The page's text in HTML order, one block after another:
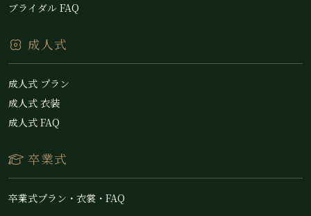
ブライダル FAQ
成人式
成人式 プラン
成人式 衣装
成人式 FAQ
卒業式
卒業式プラン・衣裳・FAQ